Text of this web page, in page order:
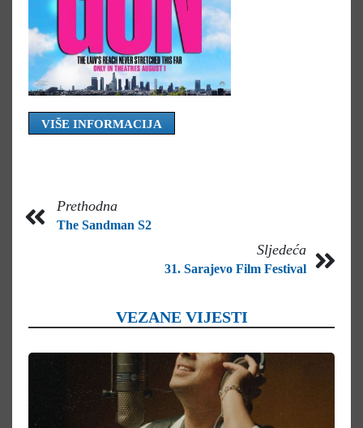
VIŠE INFORMACIJA
Prethodna
The Sandman S2
Sljedeća
31. Sarajevo Film Festival
VEZANE VIJESTI